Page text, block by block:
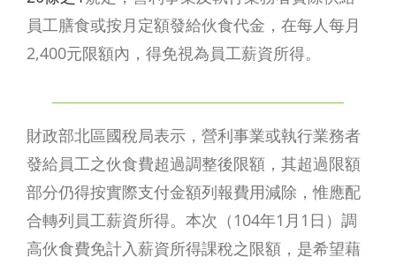
員工膳食或按月定額發給伙食代金，在每人每月
2,400元限額內，得免視為員工薪資所得。
財政部北區國稅局表示，營利事業或執行業務者
發給員工之伙食費超過調整後限額，其超過限額
部分仍得按實際支付金額列報費用減除，惟應配
合轉列員工薪資所得。本次（104年1月1日）調
高伙食費免計入薪資所得課稅之限額，是希望藉